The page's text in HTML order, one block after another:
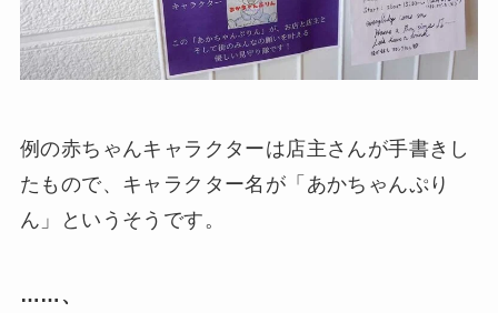
例の赤ちゃんキャラクターは店主さんが手書きし
たもので、キャラクター名が「あかちゃんぷり
ん」というそうです。
……、